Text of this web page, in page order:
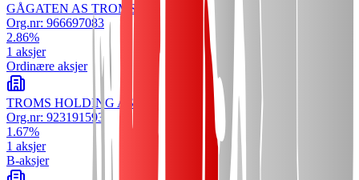
GÅGATEN AS TROMSØ
Org.nr: 966697083
2.86%
1 aksjer
Ordinære aksjer
TROMS HOLDING AS
Org.nr: 923191593
1.67%
1 aksjer
B-aksjer